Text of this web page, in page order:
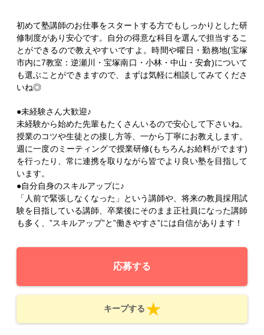
初めて塾講師のお仕事をスタートする方でもしっかりとした研
修制度があり安心です。自分の得意な科目を選んで担当するこ
とができるので教えやすいですよ。時間や曜日・勤務地(宝塚
市内に7教室：逆瀬川・宝塚南口・小林・中山・安倉)について
も選ぶことができますので、まずは気軽に相談してみてくださ
いね◎
●未経験さん大歓迎♪
未経験から始めた先輩もたくさんいるので安心して下さいね。
授業のコツや生徒との接し方等、一から丁寧にお教えします。
週に一度のミーティングで授業研修(もちろんお給料がでます)
を行ったり、常に連携を取りながら皆でより良い塾を目指して
います。
●自分自身のスキルアップに♪
「人前で緊張しなくなった」という講師や、将来の教員採用試
験を目指している講師、卒業後にそのまま正社員になった講師
も多く、”スキルアップ”と”働きやすさ”には自信があります！
応募する
キープする